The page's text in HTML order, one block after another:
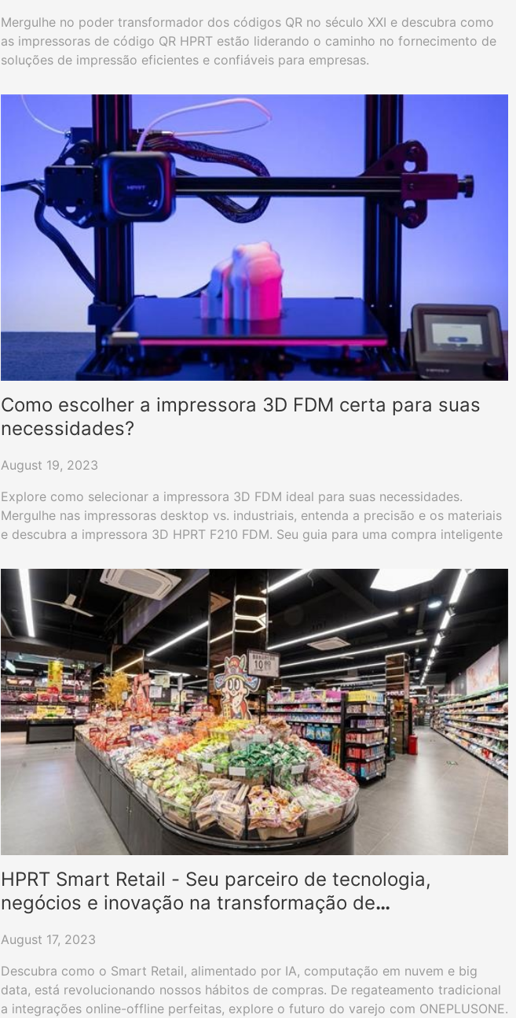
Mergulhe no poder transformador dos códigos QR no século XXI e descubra como
as impressoras de código QR HPRT estão liderando o caminho no fornecimento de
soluções de impressão eficientes e confiáveis para empresas.
Como escolher a impressora 3D FDM certa para suas
necessidades?
August 19, 2023
Explore como selecionar a impressora 3D FDM ideal para suas necessidades.
Mergulhe nas impressoras desktop vs. industriais, entenda a precisão e os materiais
e descubra a impressora 3D HPRT F210 FDM. Seu guia para uma compra inteligente
HPRT Smart Retail - Seu parceiro de tecnologia,
negócios e inovação na transformação de
August 17, 2023
Descubra como o Smart Retail, alimentado por IA, computação em nuvem e big
data, está revolucionando nossos hábitos de compras. De regateamento tradicional
a integrações online-offline perfeitas, explore o futuro do varejo com ONEPLUSONE.